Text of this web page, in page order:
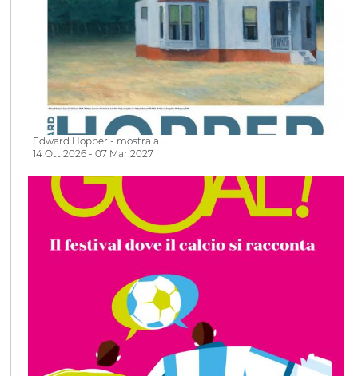
Edward Hopper - mostra a…
14 Ott 2026 - 07 Mar 2027